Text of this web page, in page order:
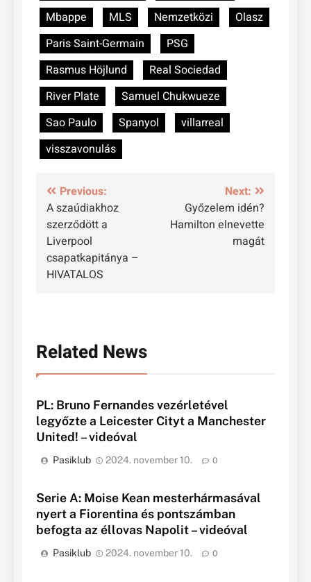
Mbappe
MLS Nemzetközi
Olasz
Paris Saint-Germain
PSG
Rasmus Höjlund
Real Sociedad
River Plate
Samuel Chukwueze
Sao Paulo
Spanyol
villarreal
visszavonulás
Bejegyzés
navigáció
Previous:
A szaúdiakhoz
szerződött a
Liverpool
csapatkapitánya –
HIVATALOS
Next:
Győzelem idén?
Hamilton elnevette
magát
Related News
PL: Bruno Fernandes vezérletével
legyőzte a Leicester Cityt a Manchester
United! – videóval
Pasiklub 2024. november 10. 0
Serie A: Moise Kean mesterhármasával
nyert a Fiorentina és pontszámban
befogta az éllovas Napolit – videóval
Pasiklub 2024. november 10. 0